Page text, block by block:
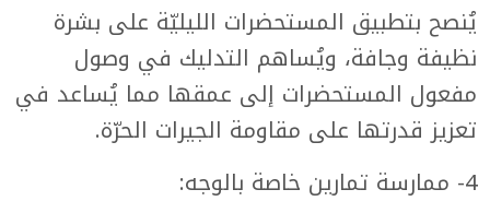
يُنصح بتطبيق المستحضرات الليليّة على بشرة
نظيفة وجافة، ويُساهم التدليك في وصول
مفعول المستحضرات إلى عمقها مما يُساعد في
تعزيز قدرتها على مقاومة الجيرات الحرّة.
4- ممارسة تمارين خاصة بالوجه: